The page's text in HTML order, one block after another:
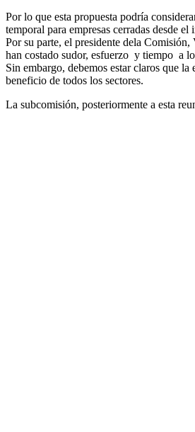
Por lo que esta propuesta podría
temporal para empresas cerradas desde
Por su parte, el presidente dela
han costado sudor, esfuerzo y tiempo a
Sin embargo, debemos estar claros que
beneficio de todos los sectores.
La subcomisión, posteriormente a esta